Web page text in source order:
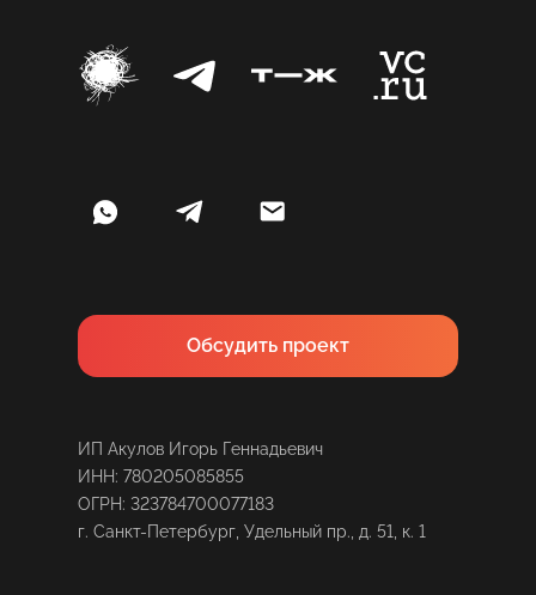
Обсудить проект
ИП Акулов Игорь Геннадьевич
ИНН: 780205085855
ОГРН: 323784700077183
г. Санкт-Петербург, Удельный пр., д. 51, к. 1